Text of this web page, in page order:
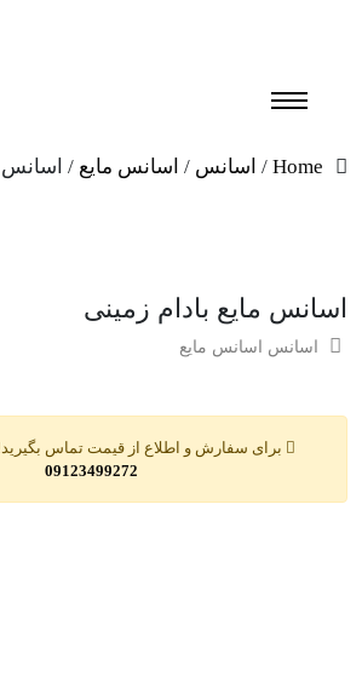
Home
/ اسانس / اسانس مایع / اسانس
اسانس مایع بادام زمینی
اسانس اسانس مایع
برای سفارش و اطلاع از قیمت تماس
09123499272